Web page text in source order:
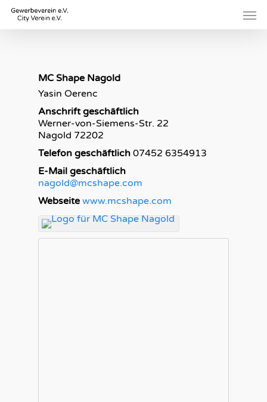
Skip
main
MC Shape Nagold
Yasin Oerenc
Anschrift geschäftlich
Werner-von-Siemens-Str. 22
Nagold 72202
Telefon geschäftlich 07452 6354913
E-Mail geschäftlich
nagold@mcshape.com
Webseite www.mcshape.com